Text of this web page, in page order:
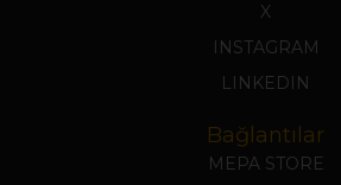
X
INSTAGRAM
LINKEDIN
Bağlantılar
MEPA STORE